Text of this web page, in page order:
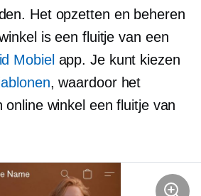
Het opzetten en beheren
is een fluitje van een
Mobiel app. Je kunt kiezen
, waardoor het
winkel een fluitje van